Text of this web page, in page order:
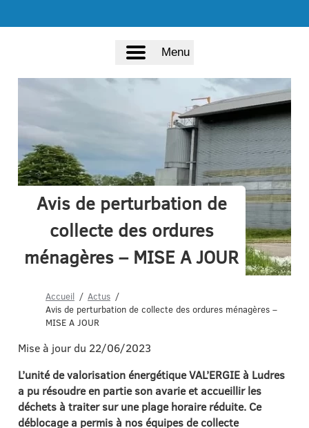
Menu
Avis de perturbation de
collecte des ordures
ménagères – MISE A JOUR
Accueil
Actus
Avis de perturbation de collecte des ordures ménagères –
MISE A JOUR
Mise à jour du 22/06/2023
L’unité de valorisation énergétique VAL’ERGIE à Ludres
a pu résoudre en partie son avarie et accueillir les
déchets à traiter sur une plage horaire réduite. Ce
déblocage a permis à nos équipes de collecte